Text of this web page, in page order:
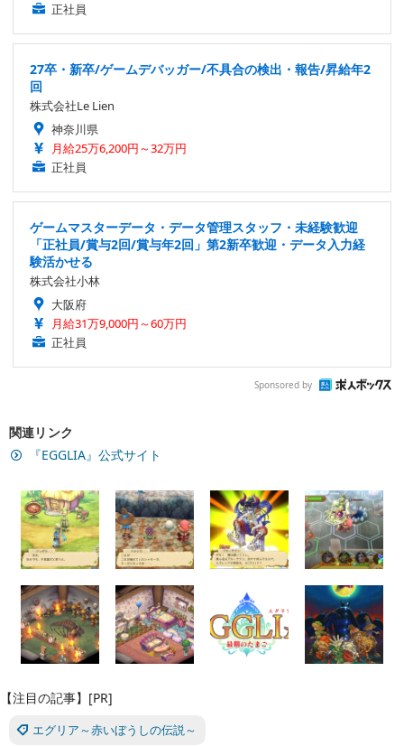
正社員
27卒・新卒/ゲームデバッガー/不具合の検出・報告/昇給年2
回
株式会社Le Lien
神奈川県
月給25万6,200円～32万円
正社員
ゲームマスターデータ・データ管理スタッフ・未経験歓迎
「正社員/賞与2回/賞与年2回」第2新卒歓迎・データ入力経
験活かせる
株式会社小林
大阪府
月給31万9,000円～60万円
正社員
Sponsored by
関連リンク
『EGGLIA』公式サイト
【注目の記事】[PR]
エグリア～赤いぼうしの伝説～